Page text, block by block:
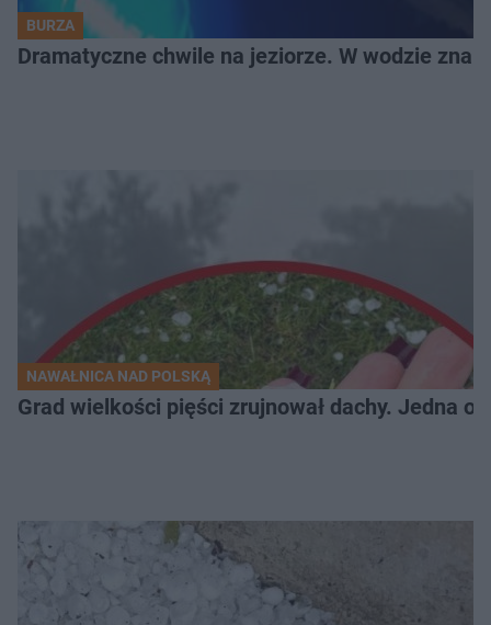
BURZA
Dramatyczne chwile na jeziorze. W wodzie
NAWAŁNICA NAD POLSKĄ
Grad wielkości pięści zrujnował dachy. Jedna